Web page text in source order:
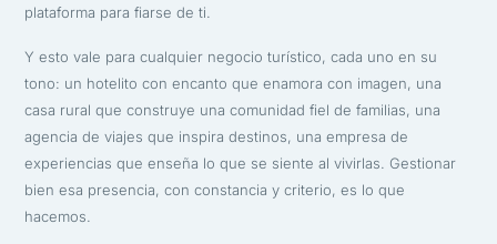
plataforma para fiarse de ti.
Y esto vale para cualquier negocio turístico, cada uno en su
tono: un hotelito con encanto que enamora con imagen, una
casa rural que construye una comunidad fiel de familias, una
agencia de viajes que inspira destinos, una empresa de
experiencias que enseña lo que se siente al vivirlas. Gestionar
bien esa presencia, con constancia y criterio, es lo que
hacemos.